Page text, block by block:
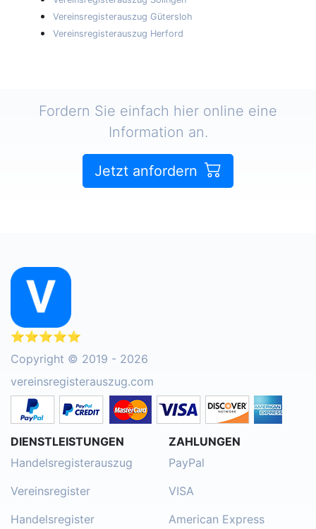
Vereinsregisterauszug Gütersloh
Vereinsregisterauszug Herford
Fordern Sie einfach hier online eine
Information an.
Jetzt anfordern
⭐⭐⭐⭐⭐
Copyright © 2019 - 2026
vereinsregisterauszug.com
DIENSTLEISTUNGEN
Handelsregisterauszug
Vereinsregister
Handelsregister
ZAHLUNGEN
PayPal
VISA
American Express